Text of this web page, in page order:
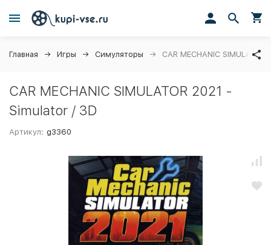
Главная Игры Симуляторы CAR MECHANIC
CAR MECHANIC SIMULATOR 2021 -
Simulator / 3D
Артикул: g3360